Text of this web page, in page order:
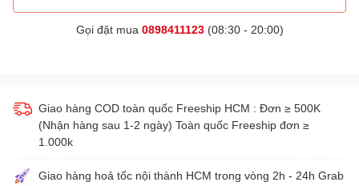
Gọi đặt mua 0898411123(08:30 - 20:00)
Giao hàng COD toàn quốc Freeship HCM : Đơn ≥ 500K
(Nhận hàng sau 1-2 ngày) Toàn quốc Freeship đơn ≥
1.000k
Giao hàng hoả tốc nội thành HCM trong vòng 2h - 24h Grab